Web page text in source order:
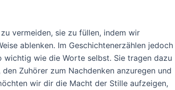
vermeiden, sie zu füllen, indem wir
ablenken. Im Geschichtenerzählen jedoch
wichtig wie die Worte selbst. Sie tragen dazu
Zuhörer zum Nachdenken anzuregen und
wir dir die Macht der Stille aufzeigen,